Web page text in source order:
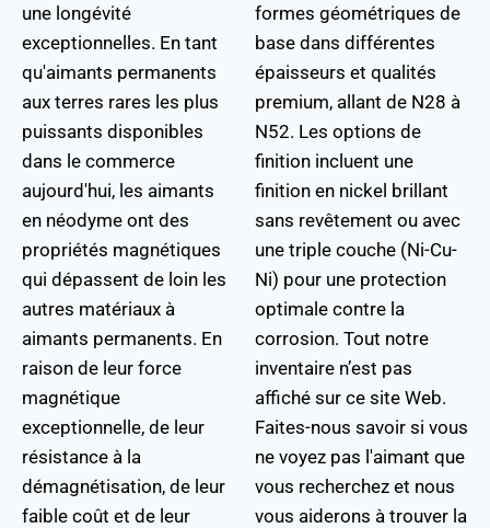
une longévité
exceptionnelles. En tant
qu'aimants permanents
aux terres rares les plus
puissants disponibles
dans le commerce
aujourd'hui, les aimants
en néodyme ont des
propriétés magnétiques
qui dépassent de loin les
autres matériaux à
aimants permanents. En
raison de leur force
magnétique
exceptionnelle, de leur
résistance à la
démagnétisation, de leur
faible coût et de leur
formes géométriques de
base dans différentes
épaisseurs et qualités
premium, allant de N28 à
N52. Les options de
finition incluent une
finition en nickel brillant
sans revêtement ou avec
une triple couche (Ni-Cu-
Ni) pour une protection
optimale contre la
corrosion. Tout notre
inventaire n’est pas
affiché sur ce site Web.
Faites-nous savoir si vous
ne voyez pas l'aimant que
vous recherchez et nous
vous aiderons à trouver la